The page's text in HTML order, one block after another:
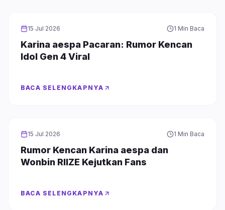
INFOTAINMENT
15 Jul 2026 1 Min Baca
Karina aespa Pacaran: Rumor Kencan
Idol Gen 4 Viral
BACA SELENGKAPNYA
INFOTAINMENT
15 Jul 2026 1 Min Baca
Rumor Kencan Karina aespa dan
Wonbin RIIZE Kejutkan Fans
BACA SELENGKAPNYA